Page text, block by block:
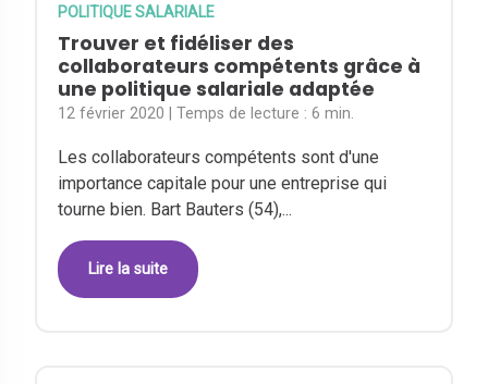
POLITIQUE SALARIALE
Trouver et fidéliser des
collaborateurs compétents grâce à
une politique salariale adaptée
12 février 2020 | Temps de lecture :6 min.
Les collaborateurs compétents sont d'une
importance capitale pour une entreprise qui
tourne bien. Bart Bauters (54),...
Lire la suite